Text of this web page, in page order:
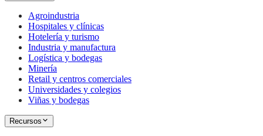
Agroindustria
Hospitales y clínicas
Hotelería y turismo
Industria y manufactura
Logística y bodegas
Minería
Retail y centros comerciales
Universidades y colegios
Viñas y bodegas
Recursos